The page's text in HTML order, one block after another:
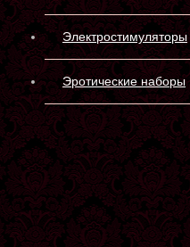
Электростимуляторы
Эротические наборы